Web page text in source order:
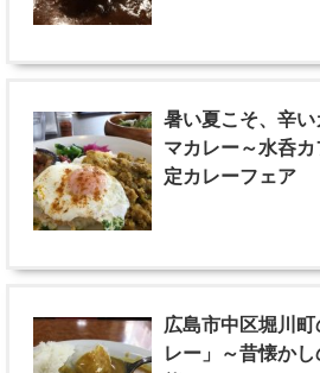
暑い夏こそ、辛
マカレー～水呑
定カレーフェア
広島市中区堀川
レー」～昔懐か